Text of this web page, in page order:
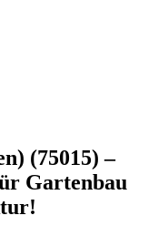
(75015) –
Gartenbau